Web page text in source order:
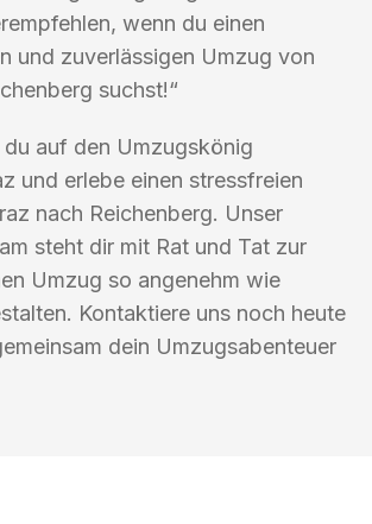
wenn du einen
und zuverlässigen Umzug von
suchst!“
du auf den Umzugskönig
und erlebe einen stressfreien
nach Reichenberg. Unser
steht dir mit Rat und Tat zur
Umzug so angenehm wie
Kontaktiere uns noch heute
dein Umzugsabenteuer